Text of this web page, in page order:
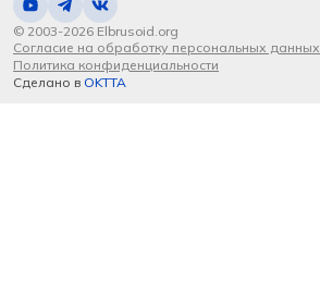
© 2003-2026 Elbrusoid.org
Согласие на обработку персональных данных
Политика конфиденциальности
Сделано в OKTTA